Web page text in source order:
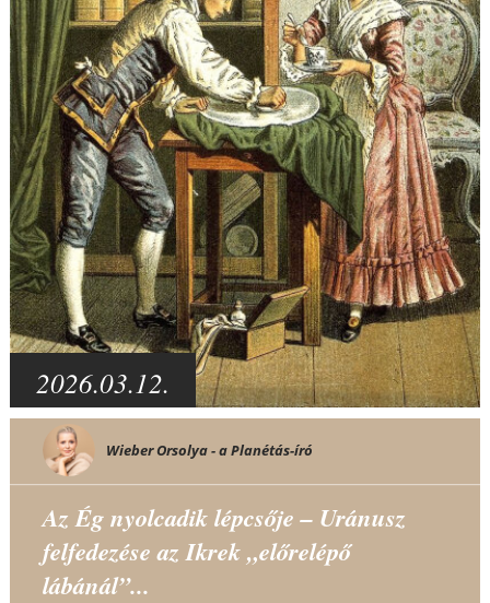
2026.03.12.
Wieber Orsolya - a Planétás-író
Az Ég nyolcadik lépcsője – Uránusz
felfedezése az Ikrek „előrelépő
lábánál”...